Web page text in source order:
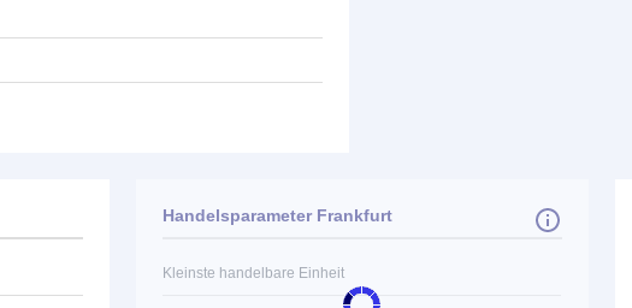
Handelsparameter Frankfurt
Kleinste handelbare Einheit